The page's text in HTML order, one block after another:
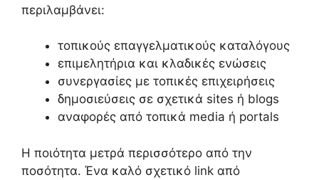
περιλαμβάνει:
τοπικούς επαγγελματικούς καταλόγους
επιμελητήρια και κλαδικές ενώσεις
συνεργασίες με τοπικές επιχειρήσεις
δημοσιεύσεις σε σχετικά sites ή blogs
αναφορές από τοπικά media ή portals
Η ποιότητα μετρά περισσότερο από την
ποσότητα. Ένα καλό σχετικό link από